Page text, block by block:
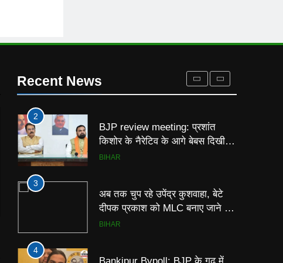
Recent News आरजेडी में बढ़ी अंदरूनी कलह, भाई
वीरेंद्र को मिला कई विधायकों का
2
BJP review meeting: प्रशांत
किशोर के नैरेटिव के आगे बेबस दिखी
बीजेपी, समीक्षा बैठक में हार की वजहों
BIHAR
3
अब तक चुप रहे उपेंद्र कुशवाहा, बेटे
दीपक प्रकाश को MLC बनाए जाने के
बाद भाजपा को लेकर दे दिया बड़ा बयान
BIHAR
4